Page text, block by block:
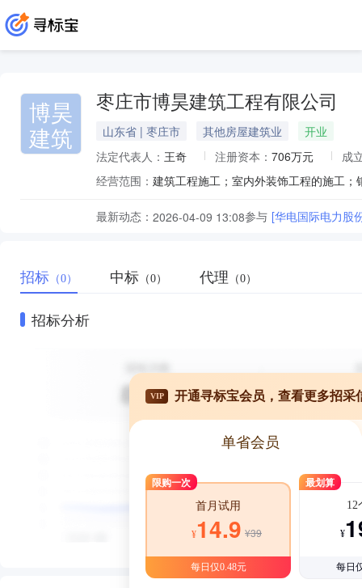
博昊
建筑
枣庄市博昊建筑工程有限公司
山东省 | 枣庄市 其他房屋建筑业
开业
法定代表人： 王奇 注册资本： 706万元
成
经营范围：
最新动态： 2026-04-09 13:08参与 [华电国际电力股
招标 （0） 中标 （0） 代理 （0）
招标分析
VIP 开通寻标宝会员，查看更多招采
单省会员
限购一次
首月试用
¥14.9 ¥39
每日仅0.48元
最划算
12
¥
每日